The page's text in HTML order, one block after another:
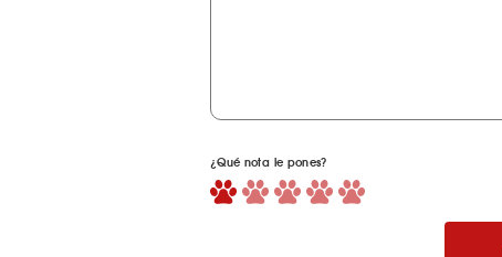
¿Qué nota le pones?